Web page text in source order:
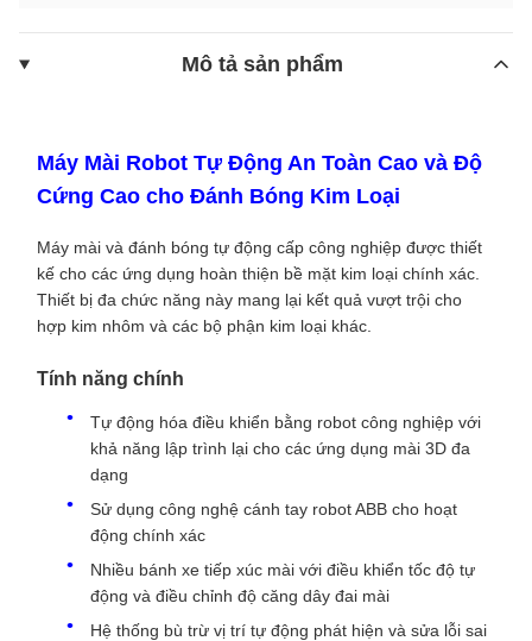
Mô tả sản phẩm
Máy Mài Robot Tự Động An Toàn Cao và Độ
Cứng Cao cho Đánh Bóng Kim Loại
Máy mài và đánh bóng tự động cấp công nghiệp được thiết
kế cho các ứng dụng hoàn thiện bề mặt kim loại chính xác.
Thiết bị đa chức năng này mang lại kết quả vượt trội cho
hợp kim nhôm và các bộ phận kim loại khác.
Tính năng chính
Tự động hóa điều khiển bằng robot công nghiệp với
khả năng lập trình lại cho các ứng dụng mài 3D đa
dạng
Sử dụng công nghệ cánh tay robot ABB cho hoạt
động chính xác
Nhiều bánh xe tiếp xúc mài với điều khiển tốc độ tự
động và điều chỉnh độ căng dây đai mài
Hệ thống bù trừ vị trí tự động phát hiện và sửa lỗi sai